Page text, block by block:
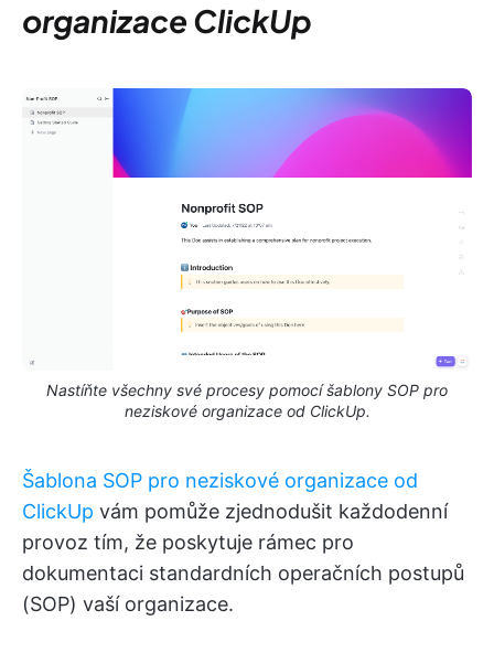
organizace ClickUp
Nastíňte všechny své procesy pomocí šablony SOP pro
neziskové organizace od ClickUp.
Šablona SOP pro neziskové organizace od
ClickUp vám pomůže zjednodušit každodenní
provoz tím, že poskytuje rámec pro
dokumentaci standardních operačních postupů
(SOP) vaší organizace.